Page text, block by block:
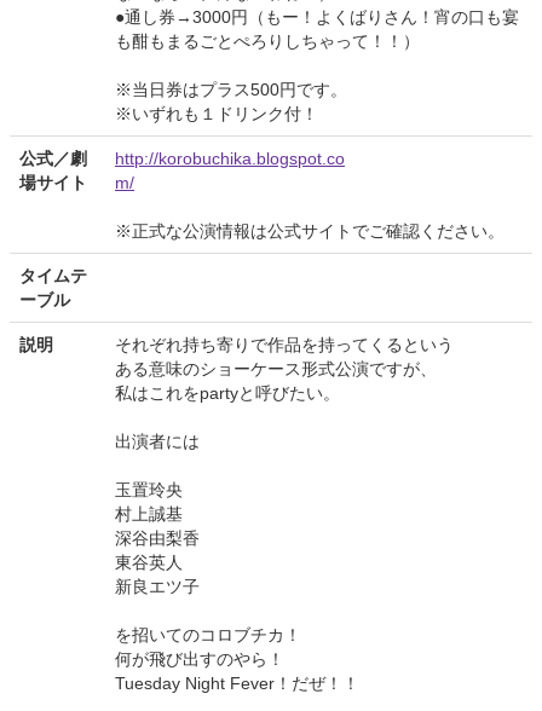
●通し券→3000円（もー！よくばりさん！宵の口も宴
も酣もまるごとぺろりしちゃって！！）
※当日券はプラス500円です。
※いずれも１ドリンク付！
公式／劇
場サイト
http://korobuchika.blogspot.co
m/
※正式な公演情報は公式サイトでご確認ください。
タイムテ
ーブル
説明
それぞれ持ち寄りで作品を持ってくるという
ある意味のショーケース形式公演ですが、
私はこれをpartyと呼びたい。
出演者には
玉置玲央
村上誠基
深谷由梨香
東谷英人
新良エツ子
を招いてのコロブチカ！
何が飛び出すのやら！
Tuesday Night Fever！だぜ！！